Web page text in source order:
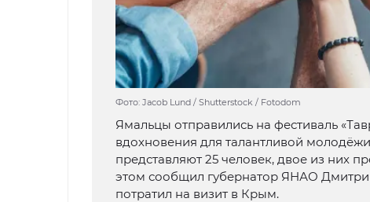
Фото: Jacob Lund / Shutterstock / Fotodom
Ямальцы отправились на фестиваль
вдохновения для талантливой
представляют 25 человек, двое из них
этом сообщил губернатор ЯНАО
потратил на визит в Крым.